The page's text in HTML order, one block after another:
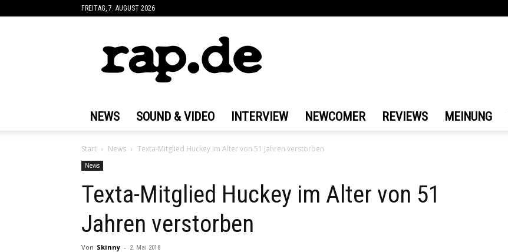
FREITAG, 7. AUGUST 2026
NEWS SOUND & VIDEO INTERVIEW NEWCOMER REVIEWS MEINUNG
Start News Texta-Mitglied Huckey im Alter von 51 Jahren verstorben
News
Texta-Mitglied Huckey im Alter von 51
Jahren verstorben
Von Skinny - 2. Mai 2018